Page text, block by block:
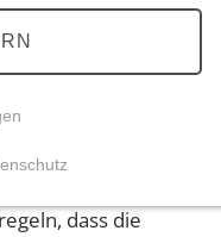
durch die
1. Februar 2011
in
dass die
grundlegende